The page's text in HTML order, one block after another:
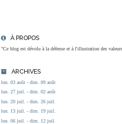
À PROPOS
"Ce blog est dévolu à la défense et à l'illustration des valeurs
ARCHIVES
lun. 03 août - dim. 09 août
lun. 27 juil. - dim. 02 août
lun. 20 juil. - dim. 26 juil.
lun. 13 juil. - dim. 19 juil.
lun. 06 juil. - dim. 12 juil.